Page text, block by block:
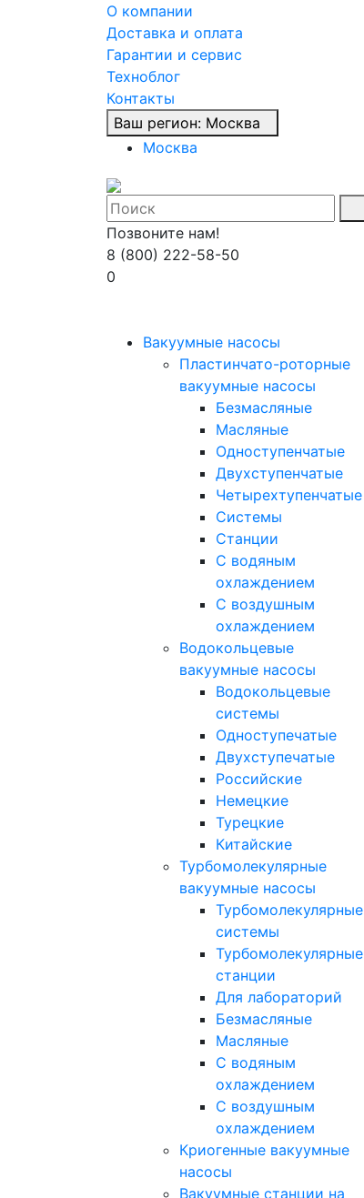
О компании
Доставка и оплата
Гарантии и сервис
Техноблог
Контакты
Ваш регион: Москва
Москва
Позвоните нам!
8 (800) 222-58-50
0
Вакуумные насосы
Пластинчато-роторные
вакуумные насосы
Безмасляные
Масляные
Одноступенчатые
Двухступенчатые
Четырехтупенчатые
Системы
Станции
С водяным
охлаждением
С воздушным
охлаждением
Водокольцевые
вакуумные насосы
Водокольцевые
системы
Одноступечатые
Двухступечатые
Российские
Немецкие
Турецкие
Китайские
Турбомолекулярные
вакуумные насосы
Турбомолекулярные
системы
Турбомолекулярные
станции
Для лабораторий
Безмасляные
Масляные
C водяным
охлаждением
C воздушным
охлаждением
Криогенные вакуумные
насосы
Вакуумные станции на